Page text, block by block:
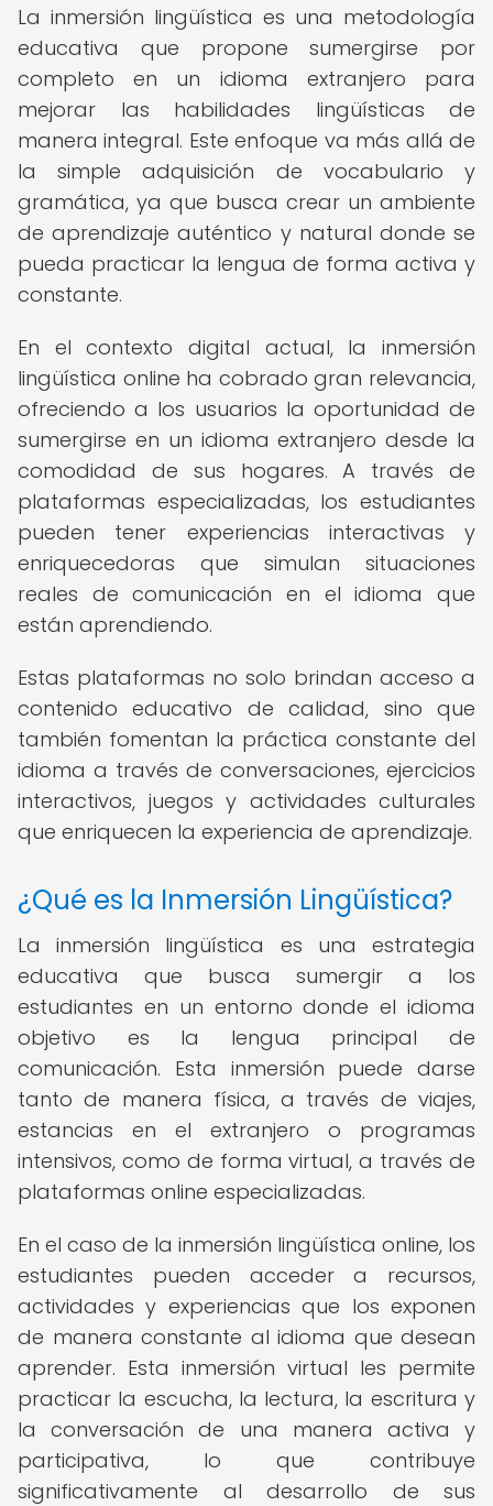
La inmersión lingüística es una metodología
educativa que propone sumergirse por
completo en un idioma extranjero para
mejorar las habilidades lingüísticas de
manera integral. Este enfoque va más allá de
la simple adquisición de vocabulario y
gramática, ya que busca crear un ambiente
de aprendizaje auténtico y natural donde se
pueda practicar la lengua de forma activa y
constante.
En el contexto digital actual, la inmersión
lingüística online ha cobrado gran relevancia,
ofreciendo a los usuarios la oportunidad de
sumergirse en un idioma extranjero desde la
comodidad de sus hogares. A través de
plataformas especializadas, los estudiantes
pueden tener experiencias interactivas y
enriquecedoras que simulan situaciones
reales de comunicación en el idioma que
están aprendiendo.
Estas plataformas no solo brindan acceso a
contenido educativo de calidad, sino que
también fomentan la práctica constante del
idioma a través de conversaciones, ejercicios
interactivos, juegos y actividades culturales
que enriquecen la experiencia de aprendizaje.
¿Qué es la Inmersión Lingüística?
La inmersión lingüística es una estrategia
educativa que busca sumergir a los
estudiantes en un entorno donde el idioma
objetivo es la lengua principal de
comunicación. Esta inmersión puede darse
tanto de manera física, a través de viajes,
estancias en el extranjero o programas
intensivos, como de forma virtual, a través de
plataformas online especializadas.
En el caso de la inmersión lingüística online, los
estudiantes pueden acceder a recursos,
actividades y experiencias que los exponen
de manera constante al idioma que desean
aprender. Esta inmersión virtual les permite
practicar la escucha, la lectura, la escritura y
la conversación de una manera activa y
participativa, lo que contribuye
significativamente al desarrollo de sus